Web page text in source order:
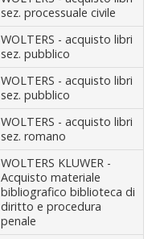
sez. processuale civile
WOLTERS - acquisto libri
sez. pubblico
WOLTERS - acquisto libri
sez. pubblico
WOLTERS - acquisto libri
sez. romano
WOLTERS KLUWER -
Acquisto materiale
bibliografico biblioteca di
diritto e procedura
penale